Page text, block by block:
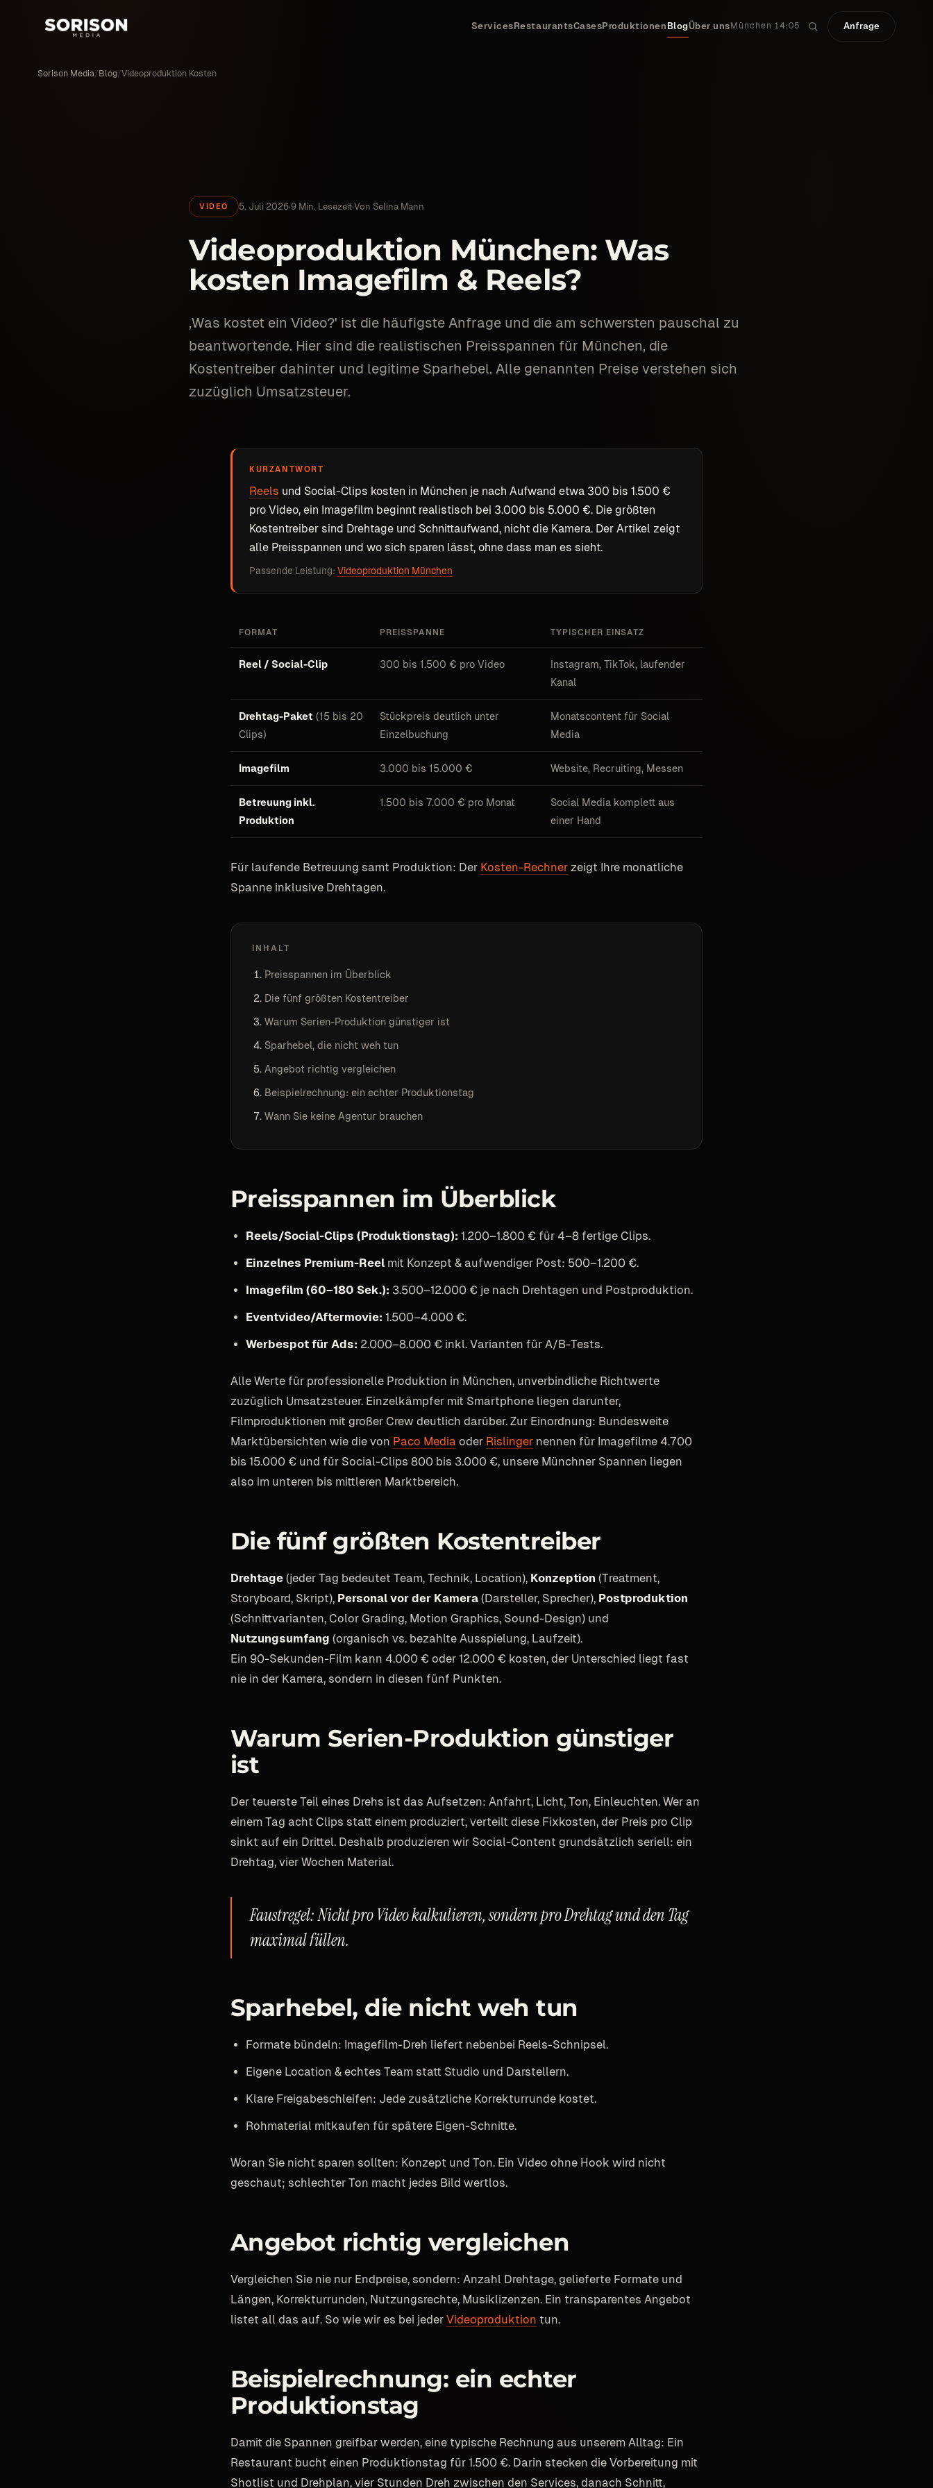
ServicesRestaurantsCasesProduktionen BlogÜber uns München 14:05 Anfrage
Sorison Media/Blog/Videoproduktion Kosten
VIDEO 5. Juli 2026·9 Min. Lesezeit·Von Selina Mann
Videoproduktion München: Was
kosten Imagefilm & Reels?
‚Was kostet ein Video?' ist die häufigste Anfrage und die am schwersten pauschal zu
beantwortende. Hier sind die realistischen Preisspannen für München, die
Kostentreiber dahinter und legitime Sparhebel. Alle genannten Preise verstehen sich
zuzüglich Umsatzsteuer.
KURZANTWORT
Reels und Social-Clips kosten in München je nach Aufwand etwa 300 bis 1.500 €
pro Video, ein Imagefilm beginnt realistisch bei 3.000 bis 5.000 €. Die größten
Kostentreiber sind Drehtage und Schnittaufwand, nicht die Kamera. Der Artikel zeigt
alle Preisspannen und wo sich sparen lässt, ohne dass man es sieht.
Passende Leistung: Videoproduktion München
FORMAT PREISSPANNE TYPISCHER EINSATZ
Reel / Social-Clip 300 bis 1.500 € pro Video
Instagram, TikTok, laufender
Kanal
Drehtag-Paket (15 bis 20
Clips)
Stückpreis deutlich unter
Einzelbuchung
Monatscontent für Social
Media
Imagefilm 3.000 bis 15.000 € Website, Recruiting, Messen
Betreuung inkl.
Produktion
1.500 bis 7.000 € pro Monat
Social Media komplett aus
einer Hand
Für laufende Betreuung samt Produktion: Der Kosten-Rechner zeigt Ihre monatliche
Spanne inklusive Drehtagen.
INHALT
Preisspannen im Überblick
Die fünf größten Kostentreiber
Warum Serien-Produktion günstiger ist
Sparhebel, die nicht weh tun
Angebot richtig vergleichen
Beispielrechnung: ein echter Produktionstag
Wann Sie keine Agentur brauchen
Preisspannen im Überblick
Reels/Social-Clips (Produktionstag): 1.200–1.800 € für 4–8 fertige Clips.
Einzelnes Premium-Reel mit Konzept & aufwendiger Post: 500–1.200 €.
Imagefilm (60–180 Sek.): 3.500–12.000 € je nach Drehtagen und Postproduktion.
Eventvideo/Aftermovie: 1.500–4.000 €.
Werbespot für Ads: 2.000–8.000 € inkl. Varianten für A/B-Tests.
Alle Werte für professionelle Produktion in München, unverbindliche Richtwerte
zuzüglich Umsatzsteuer. Einzelkämpfer mit Smartphone liegen darunter,
Filmproduktionen mit großer Crew deutlich darüber. Zur Einordnung: Bundesweite
Marktübersichten wie die von Paco Media oder Rislinger nennen für Imagefilme 4.700
bis 15.000 € und für Social-Clips 800 bis 3.000 €, unsere Münchner Spannen liegen
also im unteren bis mittleren Marktbereich.
Die fünf größten Kostentreiber
Drehtage (jeder Tag bedeutet Team, Technik, Location), Konzeption (Treatment,
Storyboard, Skript), Personal vor der Kamera (Darsteller, Sprecher), Postproduktion
(Schnittvarianten, Color Grading, Motion Graphics, Sound-Design) und
Nutzungsumfang (organisch vs. bezahlte Ausspielung, Laufzeit).
Ein 90-Sekunden-Film kann 4.000 € oder 12.000 € kosten, der Unterschied liegt fast
nie in der Kamera, sondern in diesen fünf Punkten.
Warum Serien-Produktion günstiger
ist
Der teuerste Teil eines Drehs ist das Aufsetzen: Anfahrt, Licht, Ton, Einleuchten. Wer an
einem Tag acht Clips statt einem produziert, verteilt diese Fixkosten, der Preis pro Clip
sinkt auf ein Drittel. Deshalb produzieren wir Social-Content grundsätzlich seriell: ein
Drehtag, vier Wochen Material.
Faustregel: Nicht pro Video kalkulieren, sondern pro Drehtag und den Tag
maximal füllen.
Sparhebel, die nicht weh tun
Formate bündeln: Imagefilm-Dreh liefert nebenbei Reels-Schnipsel.
Eigene Location & echtes Team statt Studio und Darstellern.
Klare Freigabeschleifen: Jede zusätzliche Korrekturrunde kostet.
Rohmaterial mitkaufen für spätere Eigen-Schnitte.
Woran Sie nicht sparen sollten: Konzept und Ton. Ein Video ohne Hook wird nicht
geschaut; schlechter Ton macht jedes Bild wertlos.
Angebot richtig vergleichen
Vergleichen Sie nie nur Endpreise, sondern: Anzahl Drehtage, gelieferte Formate und
Längen, Korrekturrunden, Nutzungsrechte, Musiklizenzen. Ein transparentes Angebot
listet all das auf. So wie wir es bei jeder Videoproduktion tun.
Beispielrechnung: ein echter
Produktionstag
Damit die Spannen greifbar werden, eine typische Rechnung aus unserem Alltag: Ein
Restaurant bucht einen Produktionstag für 1.500 €. Darin stecken die Vorbereitung mit
Shotlist und Drehplan, vier Stunden Dreh zwischen den Services, danach Schnitt,